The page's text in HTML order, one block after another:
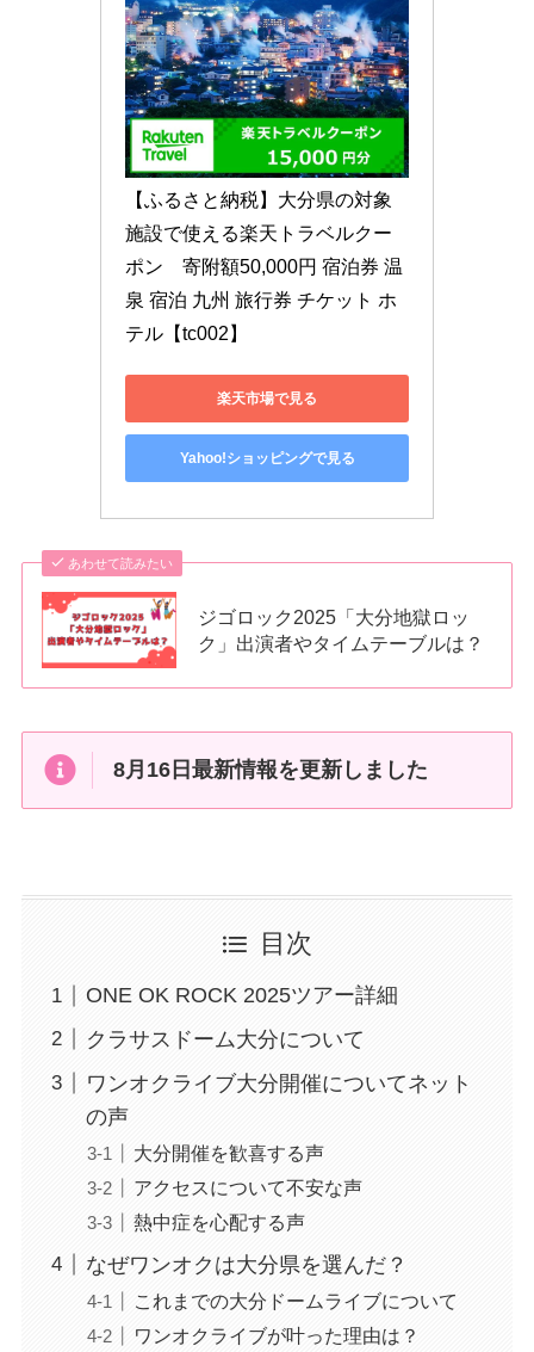
【ふるさと納税】大分県の対象
施設で使える楽天トラベルクー
ポン　寄附額50,000円 宿泊券 温
泉 宿泊 九州 旅行券 チケット ホ
テル【tc002】
楽天市場で見る
Yahoo!ショッピングで見る
あわせて読みたい
ジゴロック2025「大分地獄ロッ
ク」出演者やタイムテーブルは？
8月16日最新情報を更新しました
目次
ONE OK ROCK 2025ツアー詳細
クラサスドーム大分について
ワンオクライブ大分開催についてネット
の声
大分開催を歓喜する声
アクセスについて不安な声
熱中症を心配する声
なぜワンオクは大分県を選んだ？
これまでの大分ドームライブについて
ワンオクライブが叶った理由は？